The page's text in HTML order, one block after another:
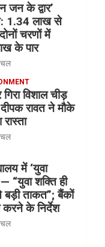
के द्वार’
1.34 लाख से
चरणों में
के पार
गिरा विशाल चीड़
रावत ने मौके
में ‘युवा
“युवा शक्ति ही
ताकत”; बैंकों
के निर्देश